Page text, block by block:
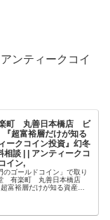
ンティークコイ
楽町 丸善日本橋店 ビ
超富裕層だけが知る
ークコイン投資』幻冬
談 | | アンティークコ
イン,
のゴールドコイン」で取り
堂 有楽町 丸善日本橋店
富裕層だけが知る資産防